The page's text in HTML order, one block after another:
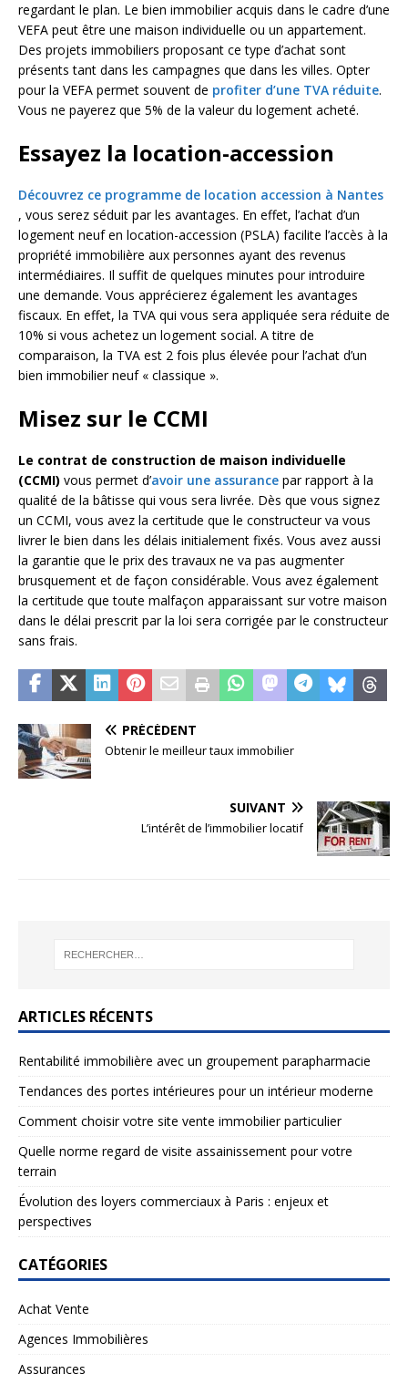
regardant le plan. Le bien immobilier acquis dans le cadre d’une
VEFA peut être une maison individuelle ou un appartement.
Des projets immobiliers proposant ce type d’achat sont
présents tant dans les campagnes que dans les villes. Opter
pour la VEFA permet souvent de profiter d’une TVA réduite.
Vous ne payerez que 5% de la valeur du logement acheté.
Essayez la location-accession
Découvrez ce programme de location accession à Nantes
, vous serez séduit par les avantages. En effet, l’achat d’un
logement neuf en location-accession (PSLA) facilite l’accès à la
propriété immobilière aux personnes ayant des revenus
intermédiaires. Il suffit de quelques minutes pour introduire
une demande. Vous apprécierez également les avantages
fiscaux. En effet, la TVA qui vous sera appliquée sera réduite de
10% si vous achetez un logement social. A titre de
comparaison, la TVA est 2 fois plus élevée pour l’achat d’un
bien immobilier neuf « classique ».
Misez sur le CCMI
Le contrat de construction de maison individuelle
(CCMI) vous permet d’avoir une assurance par rapport à la
qualité de la bâtisse qui vous sera livrée. Dès que vous signez
un CCMI, vous avez la certitude que le constructeur va vous
livrer le bien dans les délais initialement fixés. Vous avez aussi
la garantie que le prix des travaux ne va pas augmenter
brusquement et de façon considérable. Vous avez également
la certitude que toute malfaçon apparaissant sur votre maison
dans le délai prescrit par la loi sera corrigée par le constructeur
sans frais.
PRÉCÉDENT
Obtenir le meilleur taux immobilier
SUIVANT
L’intérêt de l’immobilier locatif
ARTICLES RÉCENTS
Rentabilité immobilière avec un groupement parapharmacie
Tendances des portes intérieures pour un intérieur moderne
Comment choisir votre site vente immobilier particulier
Quelle norme regard de visite assainissement pour votre
terrain
Évolution des loyers commerciaux à Paris : enjeux et
perspectives
CATÉGORIES
Achat Vente
Agences Immobilières
Assurances